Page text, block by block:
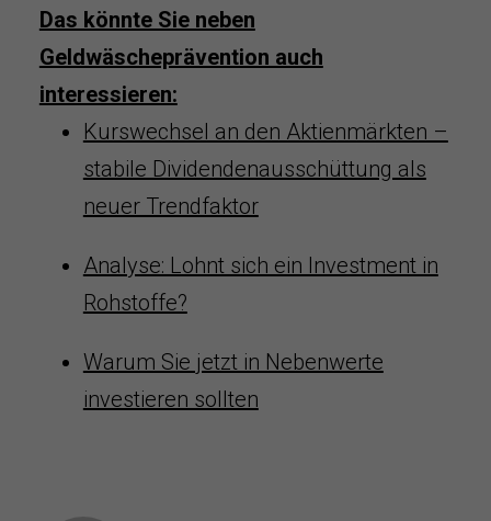
Das könnte Sie neben
Geldwäscheprävention auch
interessieren:
Kurswechsel an den Aktienmärkten –
stabile Dividendenausschüttung als
neuer Trendfaktor
Analyse: Lohnt sich ein Investment in
Rohstoffe?
Warum Sie jetzt in Nebenwerte
investieren sollten